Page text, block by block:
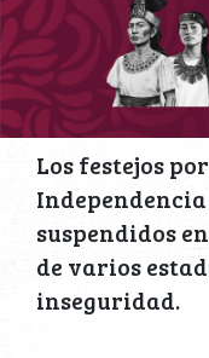
Los festejos
suspendidos
de varios
inseguridad.